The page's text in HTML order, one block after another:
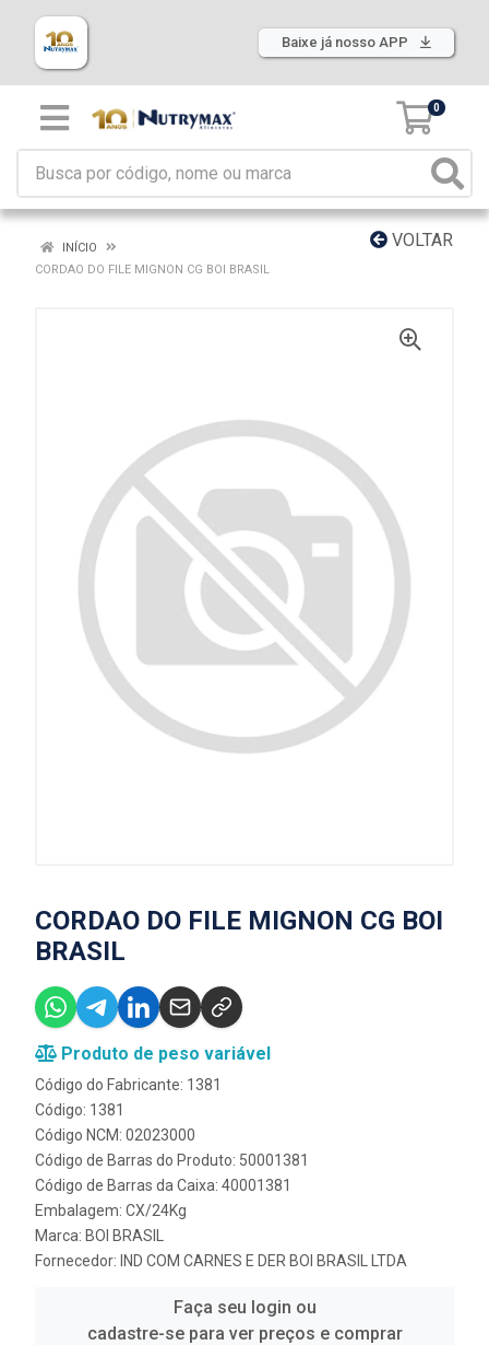
Baixe já nosso APP
0
VOLTAR
INÍCIO
CORDAO DO FILE MIGNON CG BOI BRASIL
CORDAO DO FILE MIGNON CG BOI
BRASIL
Produto de peso variável
Código do Fabricante: 1381
Código: 1381
Código NCM: 02023000
Código de Barras do Produto: 50001381
Código de Barras da Caixa: 40001381
Embalagem: CX/24Kg
Marca: BOI BRASIL
Fornecedor: IND COM CARNES E DER BOI BRASIL LTDA
Faça seu login ou
cadastre-se para ver preços e comprar